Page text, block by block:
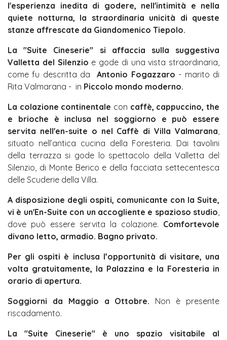
l'esperienza inedita di godere, nell'intimità e nella
quiete notturna, la straordinaria unicità di queste
stanze affrescate da Giandomenico Tiepolo.
La "Suite Cineserie" si affaccia sulla suggestiva
Valletta del Silenzio e gode di una vista straordinaria,
come fu descritta daAntonio Fogazzaro - marito di
Rita Valmarana - in Piccolo mondo moderno.
La colazione continentale con caffè, cappuccino, the
e brioche è inclusa nel soggiorno e può essere
servita nell'en-suite o nel Caffè di Villa Valmarana,
situato nell’antica cucina della Foresteria. Dai tavolini
della terrazza si gode lo spettacolo della Valletta del
Silenzio, di Monte Berico e della facciata settecentesca
delle Scuderie della Villa.
A disposizione degli ospiti, comunicante con la Suite,
vi è un'En-Suite con un accogliente e spazioso studio,
dove può essere servita la colazione. Comfortevole
divano letto, armadio. Bagno privato.
Per gli ospiti è inclusa l’opportunità di visitare, una
volta gratuitamente, la Palazzina e la Foresteria in
orario di apertura.
Soggiorni da Maggio a Ottobre. Non è presente
riscadamento.
La "Suite Cineserie" è uno spazio visitabile al